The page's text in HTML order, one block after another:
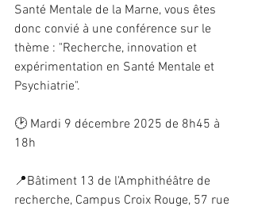
Santé Mentale de la Marne, vous êtes
donc convié à une conférence sur le
thème : "Recherche, innovation et
expérimentation en Santé Mentale et
Psychiatrie".
🕑 Mardi 9 décembre 2025 de 8h45 à
18h
📍Bâtiment 13 de l'Amphithéâtre de
recherche, Campus Croix Rouge, 57 rue